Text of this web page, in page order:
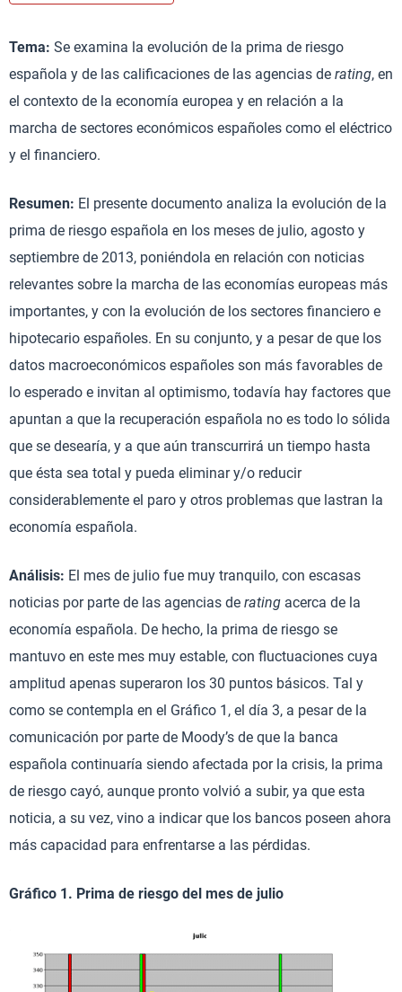
Tema: Se examina la evolución de la prima de riesgo
española y de las calificaciones de las agencias de rating, en
el contexto de la economía europea y en relación a la
marcha de sectores económicos españoles como el eléctrico
y el financiero.
Resumen: El presente documento analiza la evolución de la
prima de riesgo española en los meses de julio, agosto y
septiembre de 2013, poniéndola en relación con noticias
relevantes sobre la marcha de las economías europeas más
importantes, y con la evolución de los sectores financiero e
hipotecario españoles. En su conjunto, y a pesar de que los
datos macroeconómicos españoles son más favorables de
lo esperado e invitan al optimismo, todavía hay factores que
apuntan a que la recuperación española no es todo lo sólida
que se desearía, y a que aún transcurrirá un tiempo hasta
que ésta sea total y pueda eliminar y/o reducir
considerablemente el paro y otros problemas que lastran la
economía española.
Análisis: El mes de julio fue muy tranquilo, con escasas
noticias por parte de las agencias de rating acerca de la
economía española. De hecho, la prima de riesgo se
mantuvo en este mes muy estable, con fluctuaciones cuya
amplitud apenas superaron los 30 puntos básicos. Tal y
como se contempla en el Gráfico 1, el día 3, a pesar de la
comunicación por parte de Moody’s de que la banca
española continuaría siendo afectada por la crisis, la prima
de riesgo cayó, aunque pronto volvió a subir, ya que esta
noticia, a su vez, vino a indicar que los bancos poseen ahora
más capacidad para enfrentarse a las pérdidas.
Gráfico 1. Prima de riesgo del mes de julio